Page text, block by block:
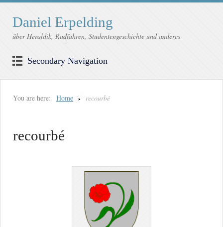
Daniel Erpelding
über Heraldik, Radfahren, Studentengeschichte und anderes
Secondary Navigation
You are here: Home recourbé
recourbé